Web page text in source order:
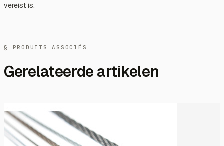
vereist is.
§ PRODUITS ASSOCIÉS
Gerelateerde artikelen